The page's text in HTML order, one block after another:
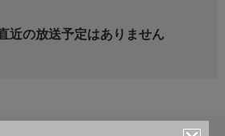
近の放送予定はありません